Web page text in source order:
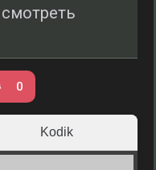
0
Kodik